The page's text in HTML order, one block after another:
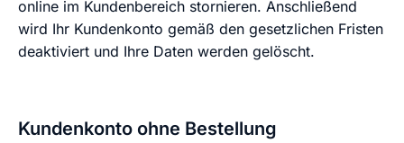
online im Kundenbereich stornieren. Anschließend
wird Ihr Kundenkonto gemäß den gesetzlichen Fristen
deaktiviert und Ihre Daten werden gelöscht.
Kundenkonto ohne Bestellung